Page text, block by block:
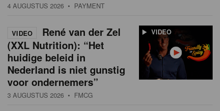
4 AUGUSTUS 2026 • PAYMENT
VIDEO
VIDEO
René van der Zel
(XXL Nutrition): “Het
huidige beleid in
Nederland is niet gunstig
voor ondernemers”
3 AUGUSTUS 2026 • FMCG